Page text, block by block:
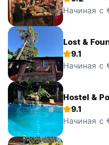
Начиная с
Lost &
9.1
Начиная с
Hostel &
9.1
Начиная с